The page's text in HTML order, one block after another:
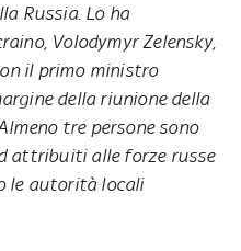
Russia. Lo ha
Volodymyr Zelensky,
il primo ministro
della riunione della
tre persone sono
attribuiti alle forze russe
le autorità locali